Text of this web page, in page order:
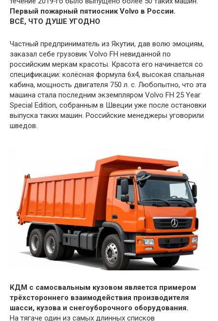
Первый пожарный пятиосник Volvo в России.
ВСЁ, ЧТО ДУШЕ УГОДНО
Частный предприниматель из Якутии, дав волю эмоциям,
заказал себе грузовик Volvo FH невиданной по
российским меркам красоты. Красота его начинается со
спецификации: колёсная формула 6х4, высокая спальная
кабина, мощность двигателя 750 л. с. Любопытно, что эта
машина стала последним экземпляром Volvo FH 25 Year
Special Edition, собранным в Швеции уже после остановки
выпуска таких машин. Российские менеджеры уговорили
шведов.
КДМ с самосвальным кузовом является примером
трёхстороннего взаимодействия производителя
шасси, кузова и снегоуборочного оборудования.
На тягаче один из самых длинных списков